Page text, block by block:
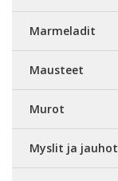
Marmeladit
Mausteet
Murot
Myslit ja jauhot